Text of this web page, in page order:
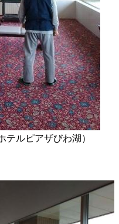
テルピアザびわ湖）